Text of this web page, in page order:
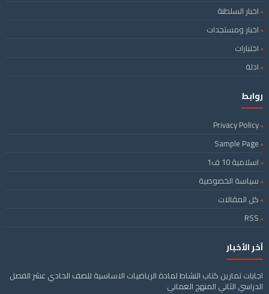
اخبار السلطنة
اخبار ومستجدات
اختبارات
ادلة
روابط
Privacy Policy
Sample Page
اسلامية 10 ف1
سياسة الخصوصية
كل المقالات
RSS
آخر الأخبار
اجابات تمارين كتاب النشاط لمادة الرياضيات الاساسية للصف الحادي عشر الفصل
الدراسي الثاني المنهج العماني